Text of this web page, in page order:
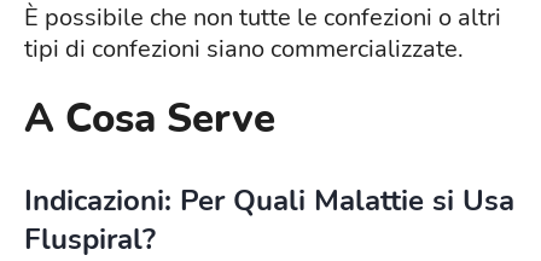
È possibile che non tutte le confezioni o altri
tipi di confezioni siano commercializzate.
A Cosa Serve
Indicazioni: Per Quali Malattie si Usa
Fluspiral?